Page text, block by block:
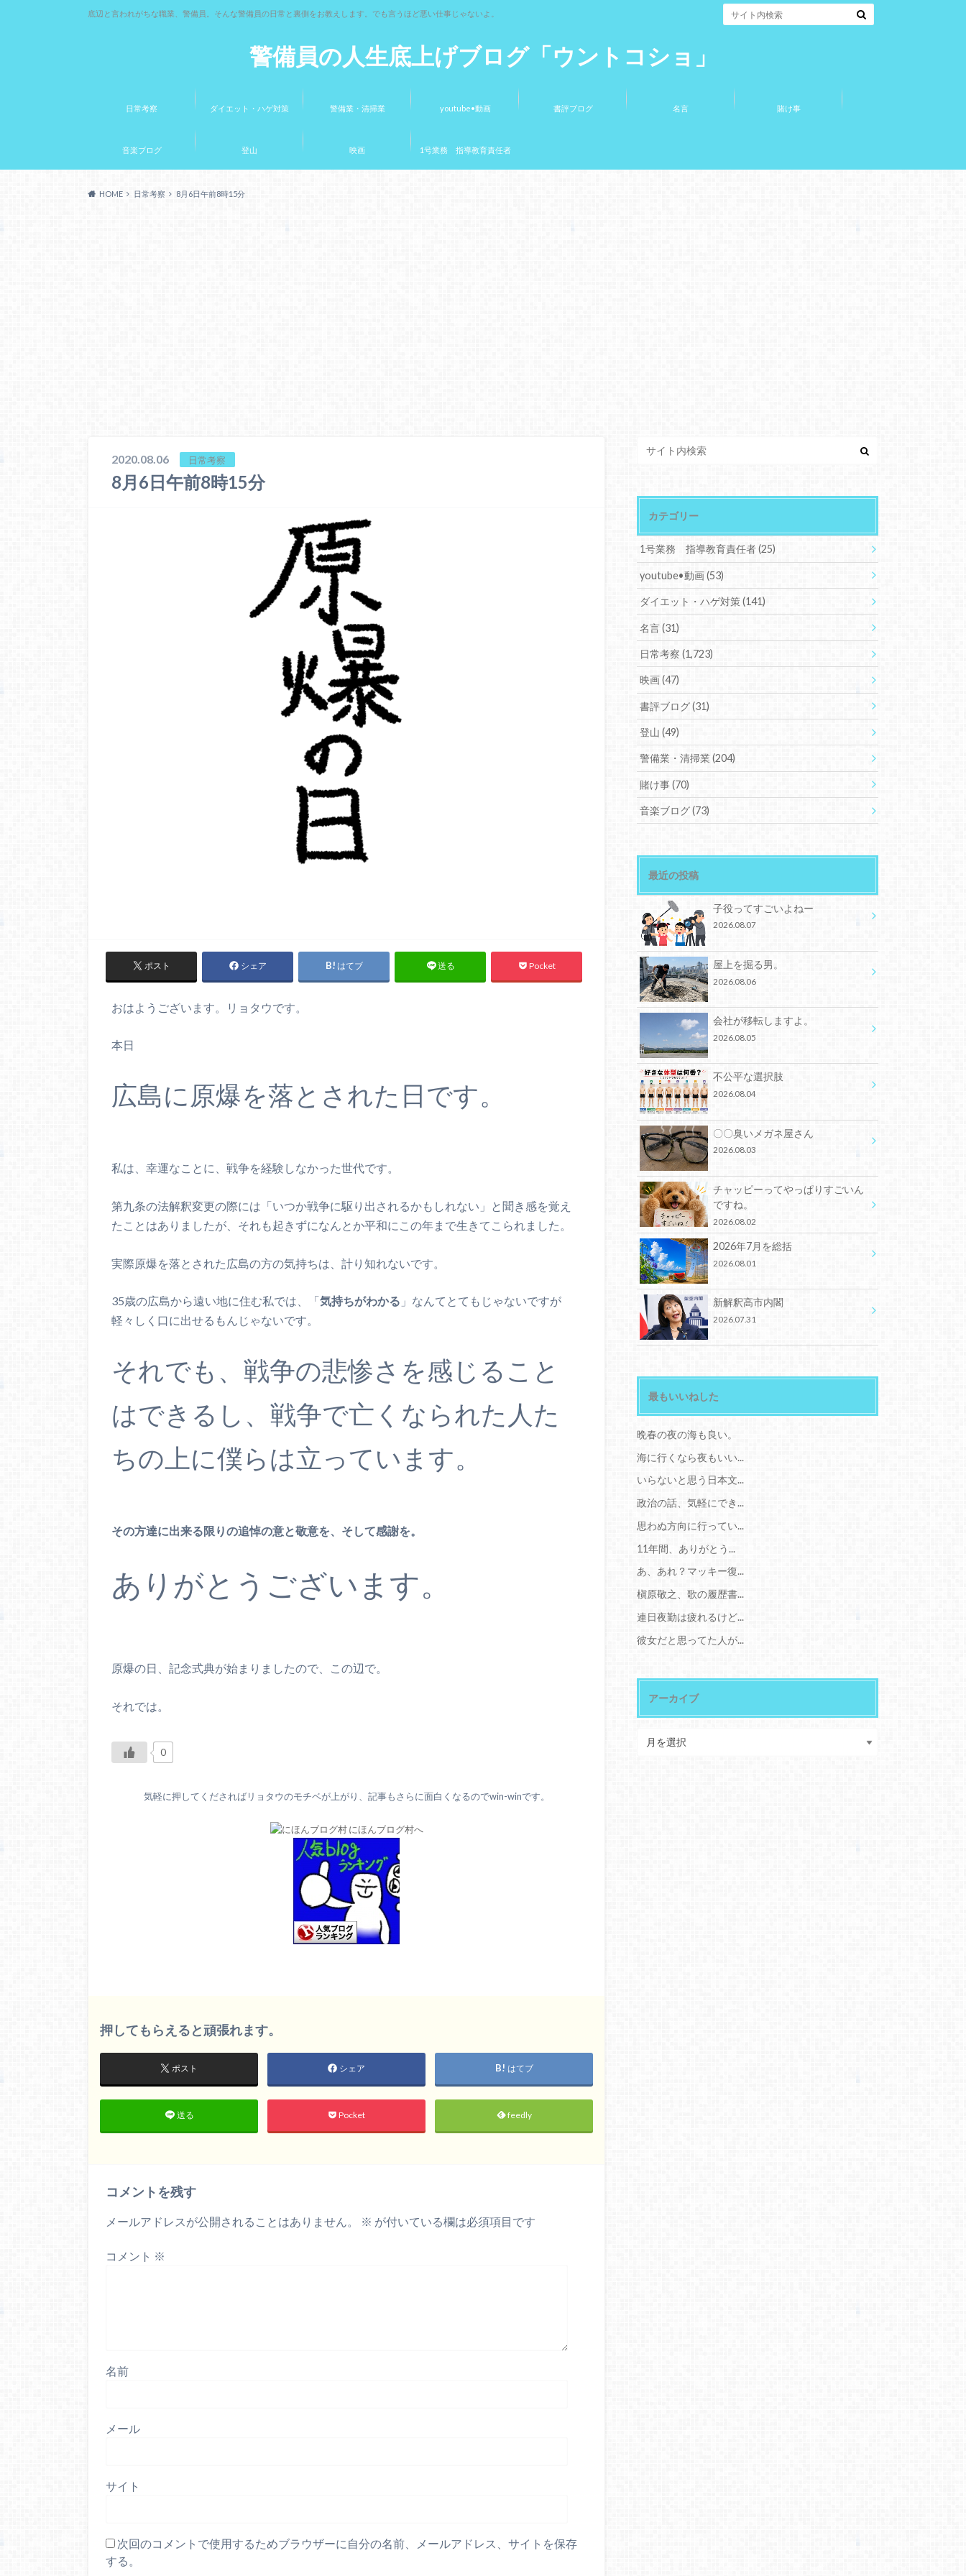
警備員の人生底上げブログ「ウントコショ」
底辺と言われがちな職業、警備員。そんな警備員の日常と裏側をお教えします。でも言うほど悪い仕事じゃないよ。
日常考察 ダイエット・ハゲ対策 警備業・清掃業 youtube•動画 書評ブログ 名言 賭け事
音楽ブログ 登山 映画 1号業務 指導教育責任者
HOME 日常考察 8月6日午前8時15分
2020.08.06 日常考察
8月6日午前8時15分
ポスト シェア はてブ 送る Pocket
おはようございます。リョタウです。
本日
広島に原爆を落とされた日です。
私は、幸運なことに、戦争を経験しなかった世代です。
第九条の法解釈変更の際には「いつか戦争に駆り出されるかもしれない」と聞き感を覚え
たことはありましたが、それも起きずになんとか平和にこの年まで生きてこられました。
実際原爆を落とされた広島の方の気持ちは、計り知れないです。
35歳の広島から遠い地に住む私では、「気持ちがわかる 」なんてとてもじゃないですが
軽々しく口に出せるもんじゃないです。
それでも、戦争の悲惨さを感じること
はできるし、戦争で亡くなられた人た
ちの上に僕らは立っています。
その方達に出来る限りの追悼の意と敬意を、そして感謝を。
ありがとうございます。
原爆の日、記念式典が始まりましたので、この辺で。
それでは。
0
気軽に押してくださればリョタウのモチベが上がり、記事もさらに面白くなるのでwin-winです。
押してもらえると頑張れます。
ポスト シェア はてブ
送る Pocket feedly
コメントを残す
メールアドレスが公開されることはありません。 ※ が付いている欄は必須項目です
コメント ※
名前
メール
サイト
次回のコメントで使用するためブラウザーに自分の名前、メールアドレス、サイトを保存
する。
カテゴリー
1号業務 指導教育責任者(25)
youtube•動画(53)
ダイエット・ハゲ対策(141)
名言(31)
日常考察(1,723)
映画(47)
書評ブログ(31)
登山(49)
警備業・清掃業(204)
賭け事(70)
音楽ブログ(73)
最近の投稿
子役ってすごいよねー
2026.08.07
屋上を掘る男。
2026.08.06
会社が移転しますよ。
2026.08.05
不公平な選択肢
2026.08.04
〇〇臭いメガネ屋さん
2026.08.03
チャッピーってやっぱりすごいん
ですね。
2026.08.02
2026年7月を総括
2026.08.01
新解釈高市内閣
2026.07.31
最もいいねした
晩春の夜の海も良い。
海に行くなら夜もいい...
いらないと思う日本文...
政治の話、気軽にでき...
思わぬ方向に行ってい...
11年間、ありがとう...
あ、あれ？マッキー復...
槇原敬之、歌の履歴書...
連日夜勤は疲れるけど...
彼女だと思ってた人が...
アーカイブ